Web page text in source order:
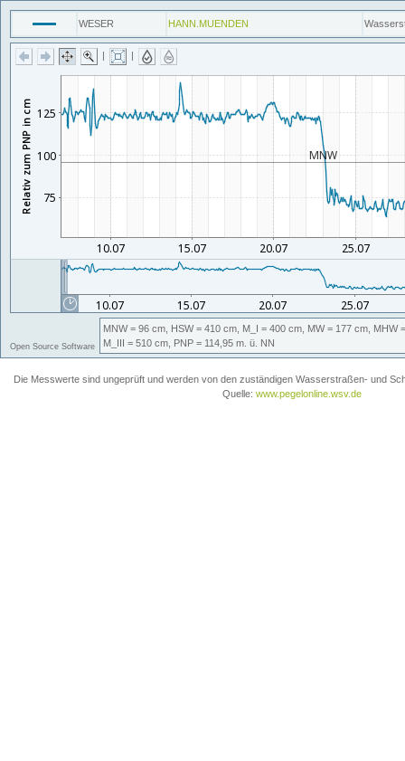
WESER HANN.MUENDEN
| |
Open Source Software
MNW= 96 cm, HSW= 410 cm, M_I = 400 cm, MW= 177 cm, MHW
M_III = 510 cm, PNP = 114,95 m. ü. NN
Die Messwerte sind ungeprüft und werden von den zuständigen Wasserstraßen- und
Quelle: www.pegelonline.wsv.de